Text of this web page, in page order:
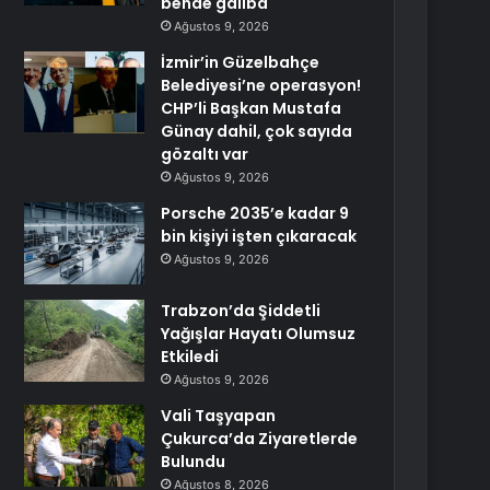
Ağustos 9, 2026
İzmir’in Güzelbahçe
Belediyesi’ne operasyon!
CHP’li Başkan Mustafa
Günay dahil, çok sayıda
gözaltı var
Ağustos 9, 2026
Porsche 2035’e kadar 9
bin kişiyi işten çıkaracak
Ağustos 9, 2026
Trabzon’da Şiddetli
Yağışlar Hayatı Olumsuz
Etkiledi
Ağustos 9, 2026
Vali Taşyapan
Çukurca’da Ziyaretlerde
Bulundu
Ağustos 8, 2026